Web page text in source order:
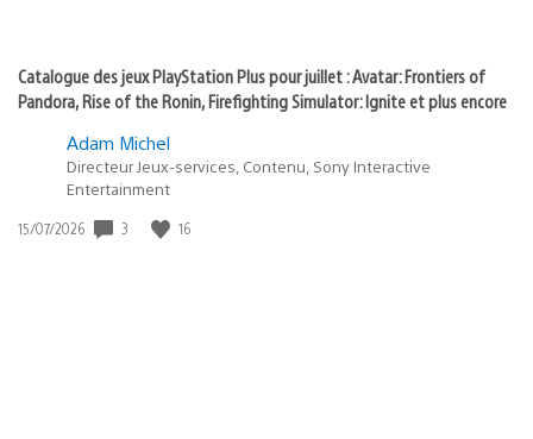
Catalogue des jeux PlayStation Plus pour juillet : Avatar: Frontiers of
Pandora, Rise of the Ronin, Firefighting Simulator: Ignite et plus encore
Adam Michel
Directeur Jeux-services, Contenu, Sony Interactive
Entertainment
Date
15/07/2026 3 16